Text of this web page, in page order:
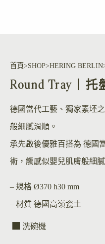
首頁 SHOP HERING BERLIN
Round Tray丨托
德國當代工藝、獨家素坯
般細膩滑順。
承先啟後優雅百搭為 德國
術，觸感似嬰兒肌膚般細膩
– 規格 Ø370 h30 mm
– 材質 德國高嶺瓷土
洗碗機